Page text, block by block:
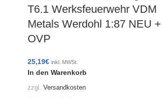
T6.1 Werksfeuerwehr VDM
Metals Werdohl 1:87 NEU +
OVP
25,19€ inkl. MWSt.
In den Warenkorb
zzgl. Versandkosten